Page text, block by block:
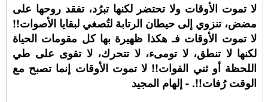
لا تموت الأوقات ولا تحتضر لكنها تبرُد، تفقد روحها على
مضض، تنزوي إلى حيطان الرتابة لتُصغي لبقايا الأصوات!!
لا تموت الأوقات فـ هكذا ظهيرة بها كل مقومات الحياة
لكنها لا تنطق، لا تومىء، لا تتحرك، لا تقوى على طي
اللحظة أو ثني الفوات!! لا تموت الأوقات إنما تصبح مع
الوقت رُفات!!. - إلهام المجيد